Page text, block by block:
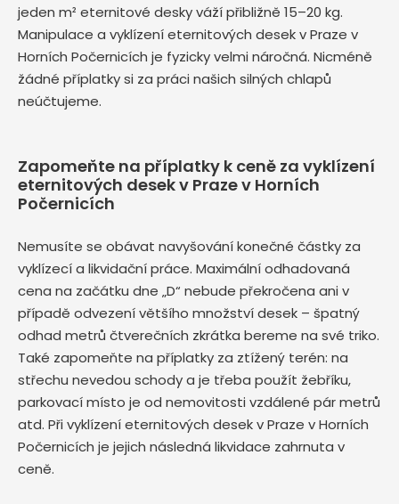
jeden m² eternitové desky váží přibližně 15–20 kg.
Manipulace a vyklízení eternitových desek v Praze v
Horních Počernicích je fyzicky velmi náročná. Nicméně
žádné příplatky si za práci našich silných chlapů
neúčtujeme.
Zapomeňte na příplatky k ceně za vyklízení
eternitových desek v Praze v Horních
Počernicích
Nemusíte se obávat navyšování konečné částky za
vyklízecí a likvidační práce. Maximální odhadovaná
cena na začátku dne „D“ nebude překročena ani v
případě odvezení většího množství desek – špatný
odhad metrů čtverečních zkrátka bereme na své triko.
Také zapomeňte na příplatky za ztížený terén: na
střechu nevedou schody a je třeba použít žebříku,
parkovací místo je od nemovitosti vzdálené pár metrů
atd. Při vyklízení eternitových desek v Praze v Horních
Počernicích je jejich následná likvidace zahrnuta v
ceně.